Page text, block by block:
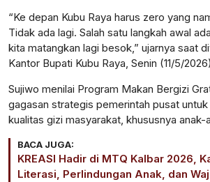
“Ke depan Kubu Raya harus zero yang
Tidak ada lagi. Salah satu langkah awal
kita matangkan lagi besok,” ujarnya saat
Kantor Bupati Kubu Raya, Senin (11/5/
Sujiwo menilai Program Makan Bergizi
gagasan strategis pemerintah pusat
kualitas gizi masyarakat, khususnya anak-
BACA JUGA:
KREASI Hadir di MTQ Kalbar 2026,
Literasi, Perlindungan Anak, dan